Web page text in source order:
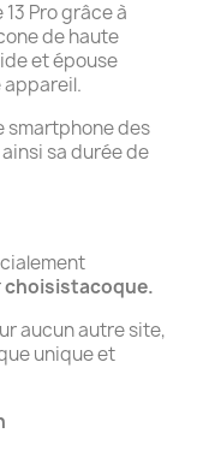
Pro grâce à
de haute
et épouse
smartphone des
sa durée de
choisistacoque.
aucun autre site,
unique et